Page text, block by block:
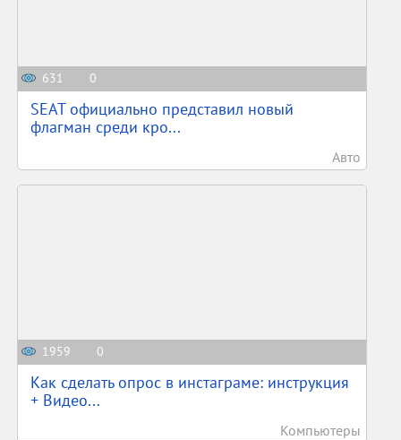
631 0
SEAT официально представил новый
флагман среди кро...
Авто
1959 0
Как сделать опрос в инстаграме: инструкция
+ Видео...
Компьютеры